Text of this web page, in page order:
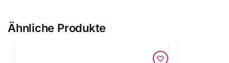
Ähnliche Produkte